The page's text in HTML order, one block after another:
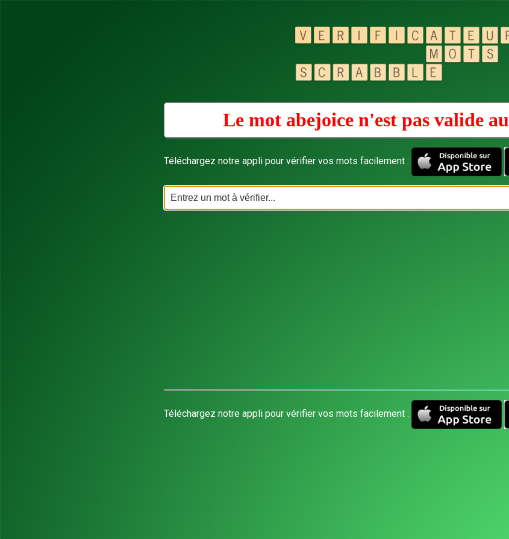
Le mot abejoice n'est pas valide au
Téléchargez notre appli pour vérifier vos mots facilement :
Téléchargez notre appli pour vérifier vos mots facilement :